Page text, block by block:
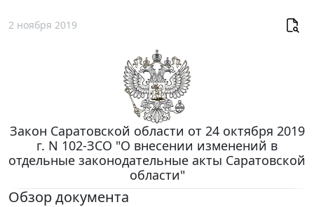
2 ноября 2019
Закон Саратовской области от 24 октября 2019
г. N 102-ЗСО "О внесении изменений в
отдельные законодательные акты Саратовской
области"
Обзор документа